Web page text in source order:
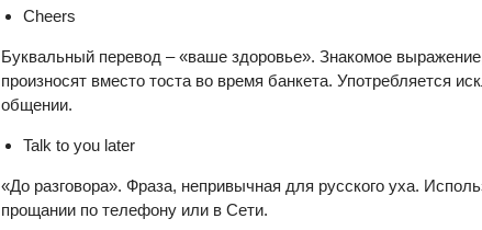
Cheers
Буквальный перевод – «ваше здоровье». Знакомое
произносят вместо тоста во время банкета. Употребляется
общении.
Talk to you later
«До разговора». Фраза, непривычная для русского уха.
прощании по телефону или в Сети.